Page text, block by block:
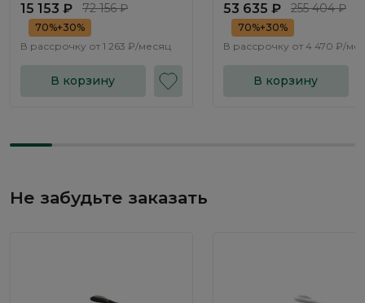
15 153 ₽ 72 156 ₽
70%+30%
В рассрочку от 1 263 ₽/месяц
В корзину
53 635 ₽ 255 404 ₽
70%+30%
В рассрочку от 4 470 ₽/
В корзину
Не забудьте заказать